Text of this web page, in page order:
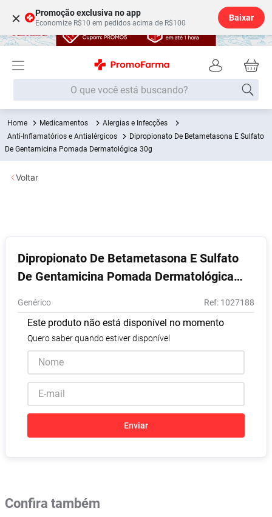
× Promoção exclusiva no app
Economize R$10 em pedidos acima de R$100
Baixar
O que você está buscando?
Medicamentos
Alergias e Infecções
Anti-Inflamatórios e Antialérgicos
Dipropionato De Betametasona E Sulfato
De Gentamicina Pomada Dermatológica 30g
Dipropionato De Betametasona E Sulfato
De Gentamicina Pomada Dermatológica
Genérico : 1027188
Este produto não está disponível no momento
Quero saber quando estiver disponível
Enviar
Voltar
Confira também
Termos mais buscados
1º Fralda
9º
10º Lavitan